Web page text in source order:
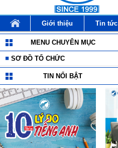
Giới thiệu Tin tức
MENU CHUYÊN MỤC
SƠ ĐỒ TỔ CHỨC
TIN NỔI BẬT